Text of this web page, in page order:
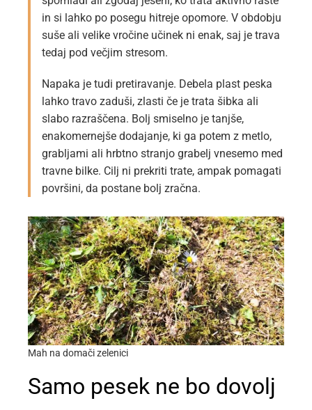
in si lahko po posegu hitreje opomore. V obdobju
suše ali velike vročine učinek ni enak, saj je trava
tedaj pod večjim stresom.
Napaka je tudi pretiravanje. Debela plast peska
lahko travo zaduši, zlasti če je trata šibka ali
slabo razraščena. Bolj smiselno je tanjše,
enakomernejše dodajanje, ki ga potem z metlo,
grabljami ali hrbtno stranjo grabelj vnesemo med
travne bilke. Cilj ni prekriti trate, ampak pomagati
površini, da postane bolj zračna.
Mah na domači zelenici
Samo pesek ne bo dovolj